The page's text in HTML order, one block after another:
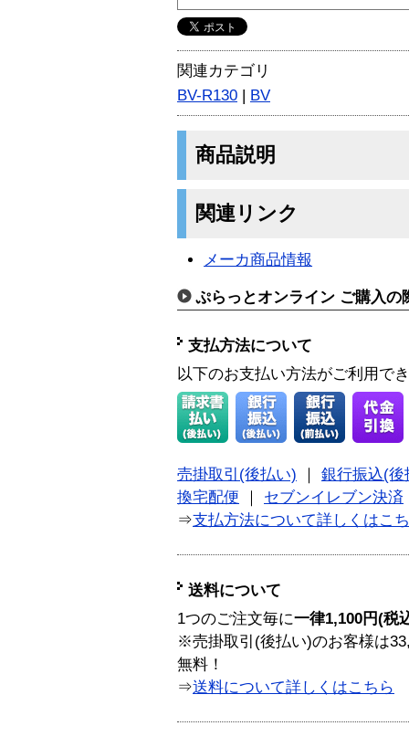
関連カテゴリ
BV-R130 | BV
商品説明
関連リンク
メーカ商品情報
ぷらっとオンライン ご購入の
支払方法について
以下のお支払い方法がご利用で
売掛取引(後払い)
銀行振込(後
換宅配便
セブンイレブン決済
⇒支払方法について詳しくはこ
送料について
1つのご注文毎に一律1,100円(税
※売掛取引(後払い)のお客様は
無料！
⇒送料について詳しくはこちら